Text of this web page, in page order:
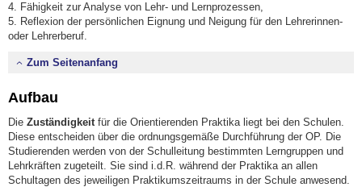
4. Fähigkeit zur Analyse von Lehr- und Lernprozessen,
5. Reflexion der persönlichen Eignung und Neigung für den Lehrerinnen-
oder Lehrerberuf.
Zum Seitenanfang
Aufbau
Die Zuständigkeit für die Orientierenden Praktika liegt bei den Schulen.
Diese entscheiden über die ordnungsgemäße Durchführung der OP. Die
Studierenden werden von der Schulleitung bestimmten Lerngruppen und
Lehrkräften zugeteilt. Sie sind i.d.R. während der Praktika an allen
Schultagen des jeweiligen Praktikumszeitraums in der Schule anwesend.